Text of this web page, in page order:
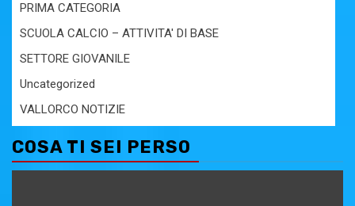
PRIMA CATEGORIA
SCUOLA CALCIO – ATTIVITA' DI BASE
SETTORE GIOVANILE
Uncategorized
VALLORCO NOTIZIE
COSA TI SEI PERSO